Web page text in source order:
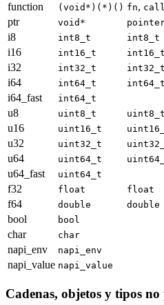
function (void*)(*)() fn,
ptr void*
i8 int8_t int8_t
i16 int16_t int16_t
i32 int32_t int32_t
i64 int64_t int64_t
i64_fast int64_t
u8 uint8_t uint8_t
u16 uint16_t
u32 uint32_t
u64 uint64_t
u64_fast uint64_t
f32 float float
f64 double double
bool bool
char char
napi_env napi_env
napi_value napi_value
Cadenas, objetos y tipos